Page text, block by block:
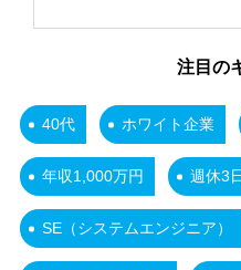
注目の
40代 ホワイト企業
年収1,000万円 週休3
SE（システムエンジニア）